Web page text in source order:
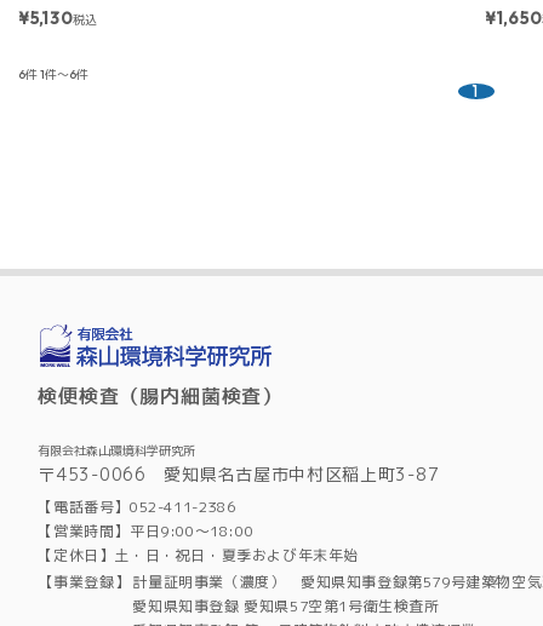
¥5,130税込 ¥1,650
6件1件～6件
1
検便検査（腸内細菌検査）
有限会社森山環境科学研究所
〒453-0066 愛知県名古屋市中村区稲上町3-87
【電話番号】052-411-2386
【営業時間】平日9:00～18:00
【定休日】土・日・祝日・夏季および年末年始
【事業登録】 計量証明事業（濃度） 愛知県知事登録第579号建築物空
愛知県知事登録 愛知県57空第1号衛生検査所